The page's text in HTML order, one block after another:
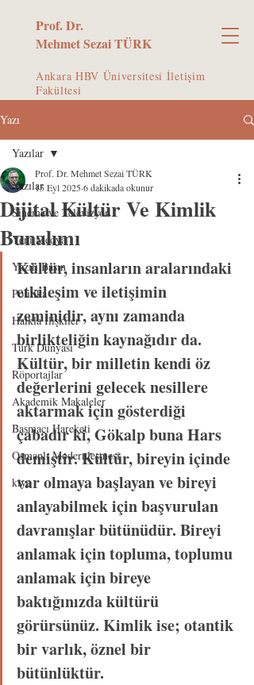
Prof. Dr.
Mehmet Sezai TÜRK
Ankara HBV Üniversitesi İletişim
Fakültesi
Yazı
Yazılar
Sinema ve Televizyon
Yeni Medya
Yazılı Basın
Politika
Halkla İlişkiler
Türk Dünyası
Röportajlar
Akademik Makaleler
Basmacı Hareketi
Osmanlı Modernleşmesi
kiye
Yazılar
Dijital Kültür Ve Kimlik
Bunalımı
Prof. Dr. Mehmet Sezai TÜRK
15 Eyl 20256 dakikada okunur
Kültür, insanların aralarındaki
etkileşim ve iletişimin
zeminidir, aynı zamanda
birlikteliğin kaynağıdır da.
Kültür, bir milletin kendi öz
değerlerini gelecek nesillere
aktarmak için gösterdiği
çabadır ki, Gökalp buna Hars
demiştir. Kültür, bireyin içinde
var olmaya başlayan ve bireyi
anlayabilmek için başvurulan
davranışlar bütünüdür. Bireyi
anlamak için topluma, toplumu
anlamak için bireye
baktığınızda kültürü
görürsünüz. Kimlik ise; otantik
bir varlık, öznel bir
bütünlüktür.